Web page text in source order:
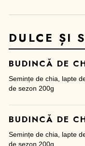
DULCE ȘI
BUDINCĂ DE
Semințe de chia, lapte
de sezon 200g
BUDINCĂ DE
Semințe de chia, lapte
de sezon 200g